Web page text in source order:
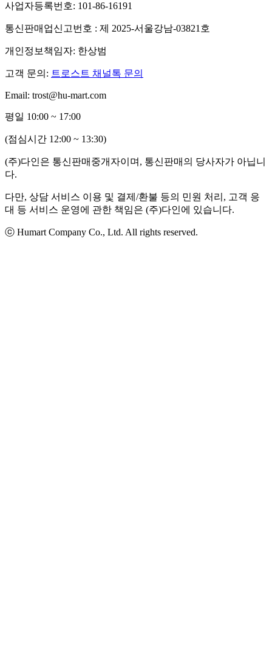
사업자등록번호: 101-86-16191
통신판매업신고번호 : 제 2025-서울강남-03821호
개인정보책임자: 한상범
고객 문의: 트로스트 채널톡 문의
Email: trost@hu-mart.com
평일 10:00 ~ 17:00
(점심시간 12:00 ~ 13:30)
(주)다인은 통신판매중개자이며, 통신판매의 당사자가 아닙니
다.
다만, 상담 서비스 이용 및 결제/환불 등의 민원 처리, 고객 응
대 등 서비스 운영에 관한 책임은 (주)다인에 있습니다.
ⓒ Humart Company Co., Ltd. All rights reserved.